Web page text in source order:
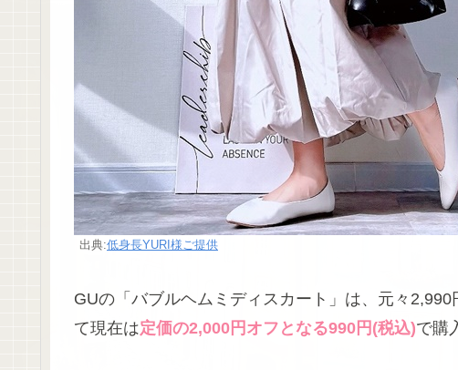
出典:低身長YURI様ご提供
GUの「バブルヘムミディスカート」は、元々
て現在は定価の2,000円オフとなる990円(税込)で購